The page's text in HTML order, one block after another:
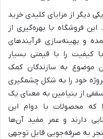
یکی دیگر از مزایای کلیدی خرید
فروشگاه با بهره‌گیری از
و بهینه‌سازی فرآیندهای
کیفیت را با قیمتی بسیار
موضوع به سازندگان کمک
خود را به شکل چشمگیری
از بنیامین به معنای یک
که محصولات با دوام این
دارند و عمر مفید آن‌ها
به صرفه‌جویی قابل توجهی